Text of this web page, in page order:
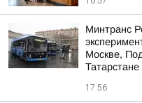
Минтранс
Москве,
17:56